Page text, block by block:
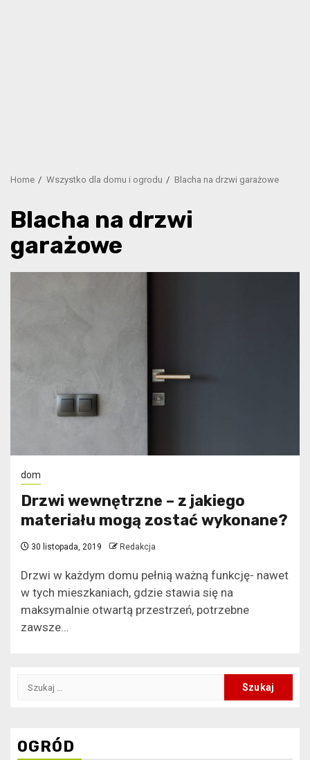
Home Wszystko dla domu i ogrodu Blacha na drzwi garażowe
Blacha na drzwi
garażowe
dom
Drzwi wewnętrzne – z jakiego
materiału mogą zostać wykonane?
30 listopada, 2019 Redakcja
Drzwi w każdym domu pełnią ważną funkcję- nawet
w tych mieszkaniach, gdzie stawia się na
maksymalnie otwartą przestrzeń, potrzebne
zawsze...
Szukaj:
OGRÓD